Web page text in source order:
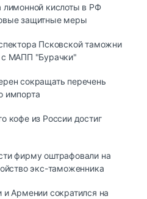
лимонной кислоты в РФ
защитные меры
Псковской таможни
с МАПП "Бурачки"
сокращать перечень
импорта
кофе из России достиг
фирму оштрафовали на
экс-таможенника
и Армении сократился на